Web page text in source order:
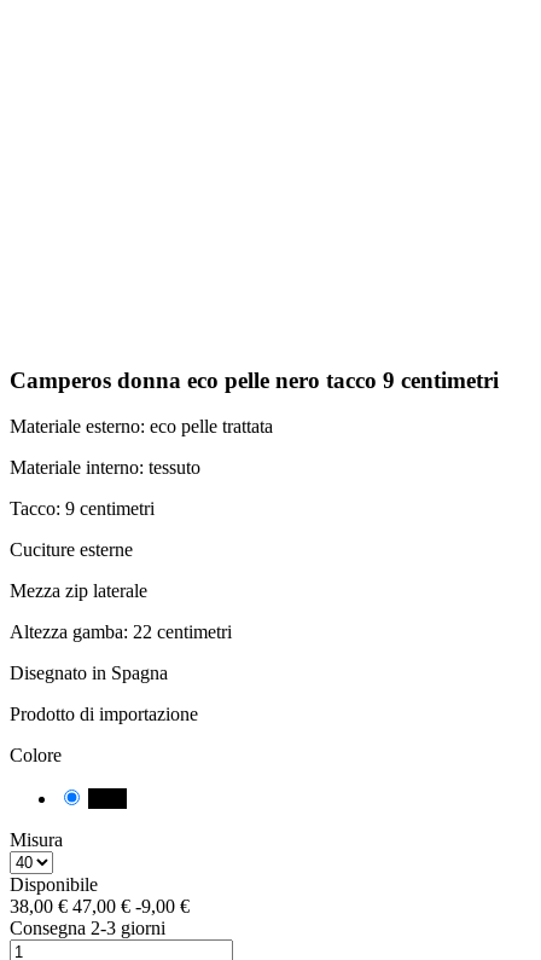
Camperos donna eco pelle nero tacco 9 centimetri
Materiale esterno: eco pelle trattata
Materiale interno: tessuto
Tacco: 9 centimetri
Cuciture esterne
Mezza zip laterale
Altezza gamba: 22 centimetri
Disegnato in Spagna
Prodotto di importazione
Colore
Misura
Disponibile
38,00 € 47,00 € -9,00 €
Consegna 2-3 giorni